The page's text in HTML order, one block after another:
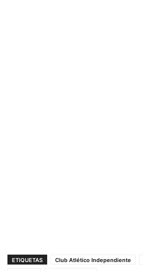
ETIQUETAS Club Atlético Independiente